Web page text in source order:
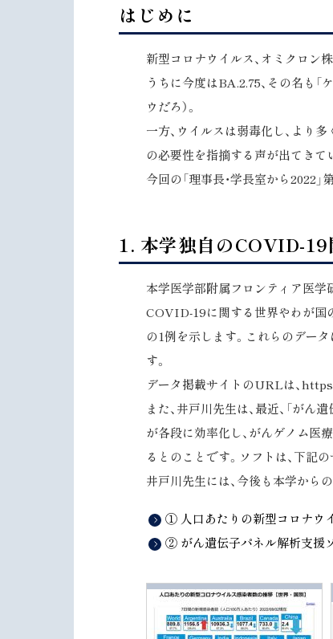
はじめに
新型コロナウイルス、オミクロン
うちに今度はBA.2.75、その名も「
ウだろ）。
一方、ウイルスは弱毒化し、より
の必要性を指摘する声が出てきて
今回の「理事長・学長室から2022
ト
ッ
プ
に
戻
る
1. 本学独自のCOVID-19
本学医学部附属フロンティア医学
COVID-19に関する世界やわが国
の1例を示します。これらのデー
す。
データ掲載サイトのURLは、
また、井戸川先生は、最近、「が
が各段に効率化し、がんゲノム医
るとのことです。ソフトは、下
井戸川先生には、今後も本学から
① 人口あたりの新型コロナウ
② がん遺伝子パネル解析支援